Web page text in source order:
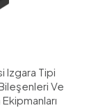
Izgara Tipi
Ve
Ekipmanları